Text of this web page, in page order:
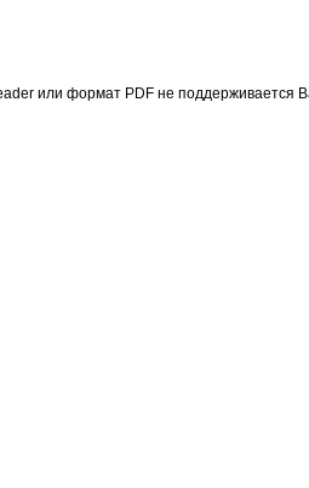
или формат PDF не поддерживается